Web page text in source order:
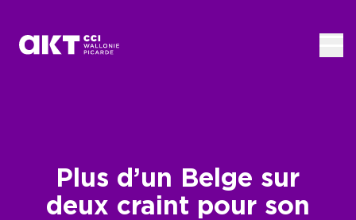
Plus d’un Belge sur
deux craint pour son